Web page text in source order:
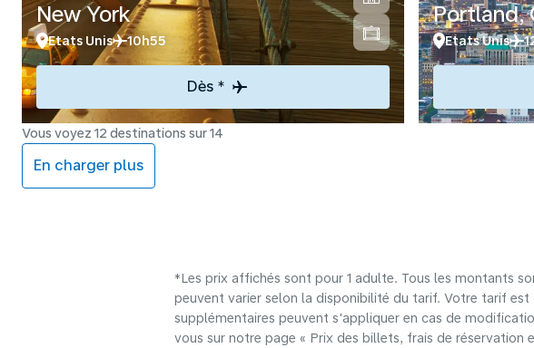
New York
Etats Unis 10h55
Dès *
Portland,
Etats Unis
Vous voyez 12 destinations sur 14
En charger plus
*Les prix affichés sont pour 1 adulte. Tous les montants
peuvent varier selon la disponibilité du tarif. Votre tarif
supplémentaires peuvent s'appliquer en cas de
vous sur notre page « Prix des billets, frais de réservation